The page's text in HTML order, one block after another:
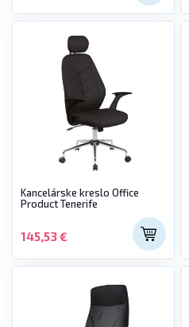
Kancelárske kreslo Office
Product Tenerife
145,53 €